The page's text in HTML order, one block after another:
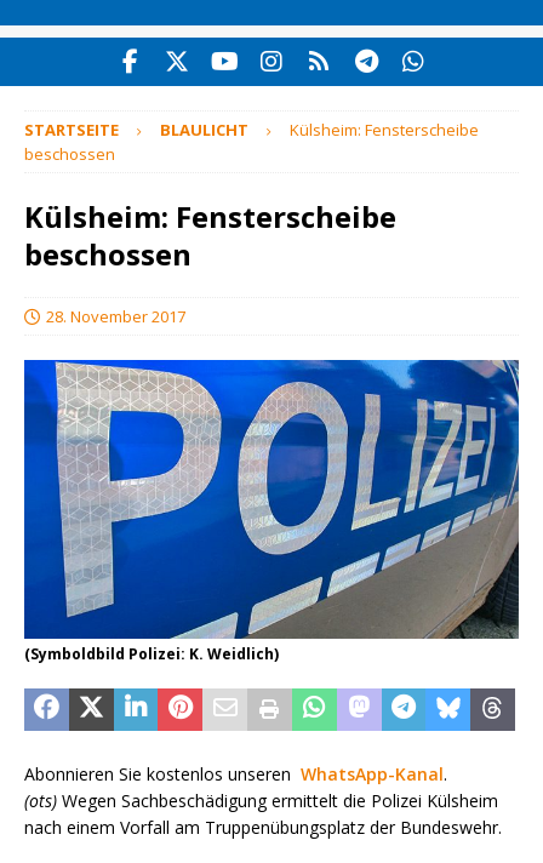
STARTSEITE BLAULICHT
Külsheim: Fensterscheibe
beschossen
Külsheim: Fensterscheibe
beschossen
28. November 2017
(Symboldbild Polizei: K. Weidlich)
Abonnieren Sie kostenlos unseren WhatsApp-Kanal.
(ots) Wegen Sachbeschädigung ermittelt die Polizei Külsheim
nach einem Vorfall am Truppenübungsplatz der Bundeswehr.